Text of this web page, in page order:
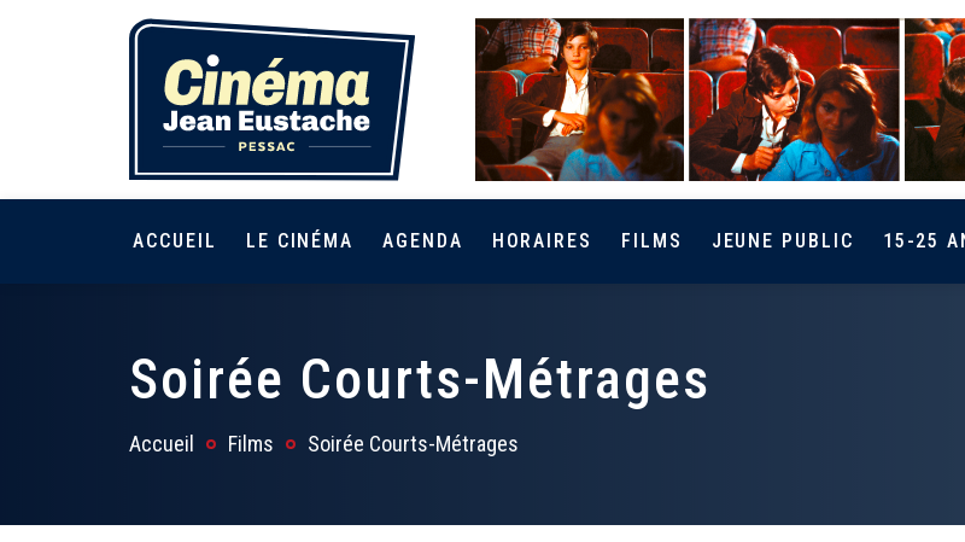
ACCUEIL LE CINÉMA AGENDA HORAIRES FILMS JEUNE PUBLIC 15-25
Soirée Courts-Métrages
Accueil Films Soirée Courts-Métrages